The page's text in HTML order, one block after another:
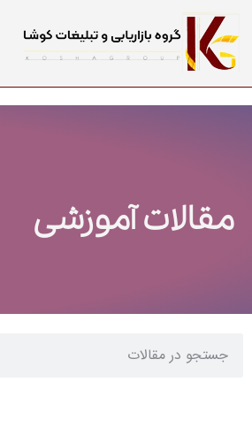
مقالات آموزشی